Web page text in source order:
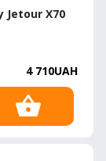
Jetour X70
4 710UAH